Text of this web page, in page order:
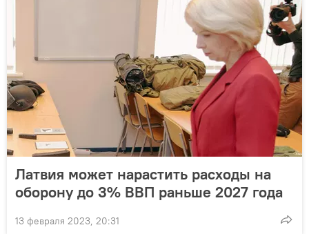
Латвия может нарастить расходы на
оборону до 3% ВВП раньше 2027 года
13 февраля 2023, 20:31